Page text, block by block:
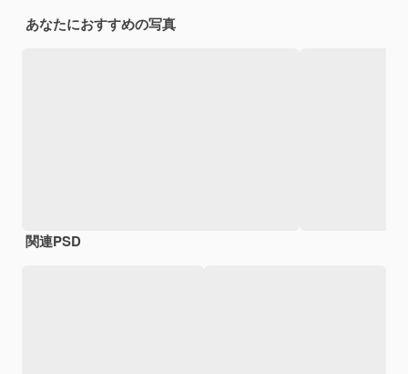
あなたにおすすめの写真
関連PSD